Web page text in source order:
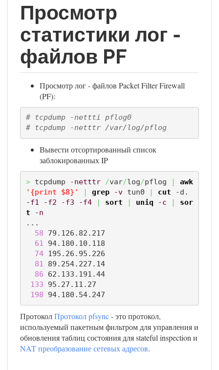
Просмотр
статистики лог -
файлов PF
Просмотр лог - файлов Packet Filter Firewall
(PF):
# tcpdump -nettti pflog0
# tcpdump -netttr /var/log/pflog
Вывести отсортированный список
заблокированных IP
> tcpdump -netttr /var/log/pflog |
awk
'{print $8}'
| grep -v tun0 | cut
-f1
-f2 -f3 -f4 | sort | uniq -c |
sor
t
-n
...
58 79.126.82.217
61
94.180.10.118
74 195.26.95.226
81
89.254.227.14
86 62.133.191.44
133 95.27.11.27
198 94.180.54.247
ПротоколПротокол pfsync- это протокол,
используемый пакетным фильтром для управления и
обновления таблиц состояния для stateful inspection и
NAT преобразование сетевых адресов.